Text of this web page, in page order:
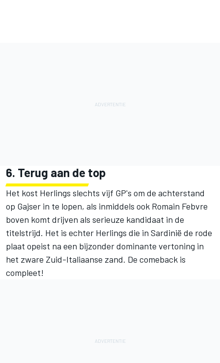
6. Terug aan de top
Het kost Herlings slechts vijf GP's om de achterstand
op Gajser in te lopen, als inmiddels ook Romain Febvre
boven komt drijven als serieuze kandidaat in de
titelstrijd. Het is echter Herlings die in Sardinië de rode
plaat opeist na een bijzonder dominante vertoning in
het zware Zuid-Italiaanse zand. De comeback is
compleet!